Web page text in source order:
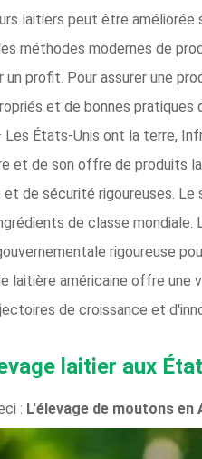
laitiers peut être
méthodes modernes de
un profit. Pour assurer une
et de bonnes pratiques
États-Unis ont la terre,
et de son offre de produits
et de sécurité rigoureuses.
de classe
rigoureuse
laitière américaine offre
de croissance et
laitier aux
: L'élevage de moutons en